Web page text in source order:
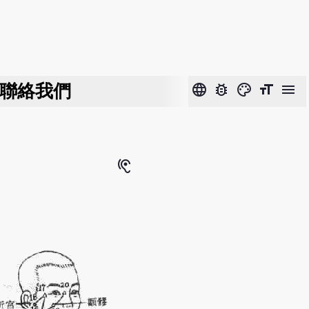
絡我們 language bug_report color_lens format_size menu
hearing